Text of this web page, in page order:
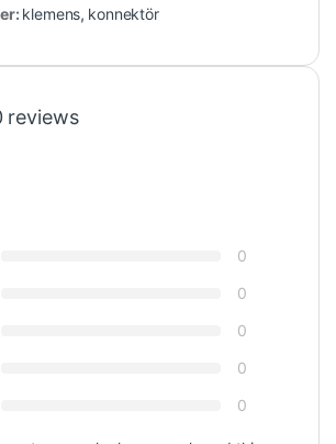
klemens, konnektör
reviews
0
0
0
0
0